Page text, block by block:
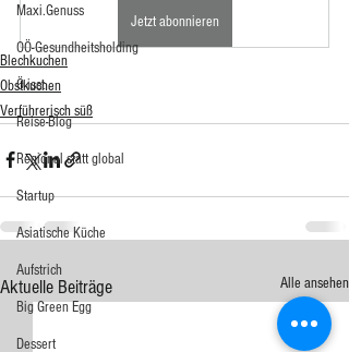
Maxi.Genuss
OÖ-Gesundheitsholding
Ö isst...
Reise-Blog
Regional statt global
Startup
Asiatische Küche
Aufstrich
Big Green Egg
Dessert
Jetzt abonnieren
Blechkuchen
Obstkuchen
Verführerisch süß
Aktuelle Beiträge Alle ansehen